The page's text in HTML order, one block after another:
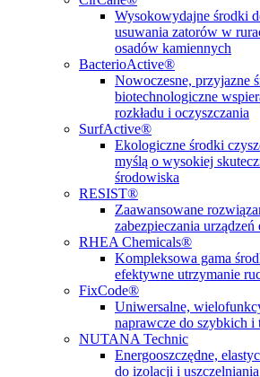
Wysokowydajne środki
usuwania zatorów w
osadów kamiennych
BacterioActive®
Nowoczesne, przyjazne
biotechnologiczne
rozkładu i oczyszczania
SurfActive®
Ekologiczne środki
myślą o wysokiej
środowiska
RESIST®
Zaawansowane
zabezpieczania
RHEA Chemicals®
Kompleksowa gama
efektywne utrzymanie
FixCode®
Uniwersalne,
naprawcze do szybkich i
NUTANA Technic
Energooszczędne,
do izolacji i